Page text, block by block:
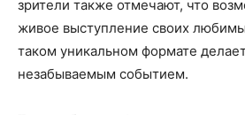
зрители также отмечают, что
живое выступление своих
таком уникальном формате
незабываемым событием.